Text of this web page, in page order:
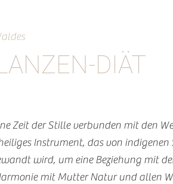
DIÄT
Zeit der Stille verbunden mit den
Instrument, das von
wird, um eine Beziehung mit
mit Mutter Natur und allen